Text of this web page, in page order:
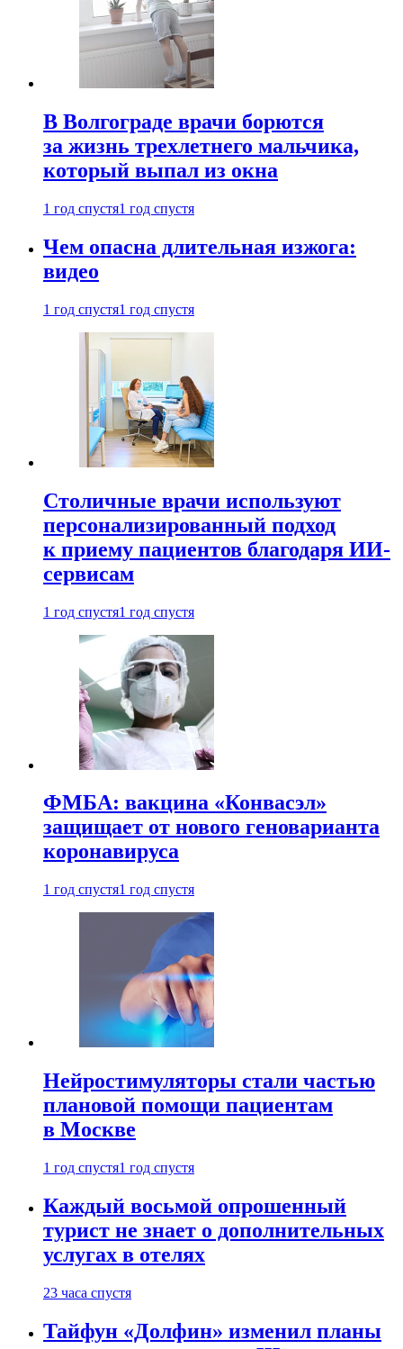
В Волгограде врачи борются
за жизнь трехлетнего мальчика,
который выпал из окна
1 год спустя1 год спустя
Чем опасна длительная изжога:
видео
1 год спустя1 год спустя
Столичные врачи используют
персонализированный подход
к приему пациентов благодаря ИИ-
сервисам
1 год спустя1 год спустя
ФМБА: вакцина «Конвасэл»
защищает от нового геноварианта
коронавируса
1 год спустя1 год спустя
Нейростимуляторы стали частью
плановой помощи пациентам
в Москве
1 год спустя1 год спустя
Каждый восьмой опрошенный
турист не знает о дополнительных
услугах в отелях
23 часа спустя
Тайфун «Долфин» изменил планы